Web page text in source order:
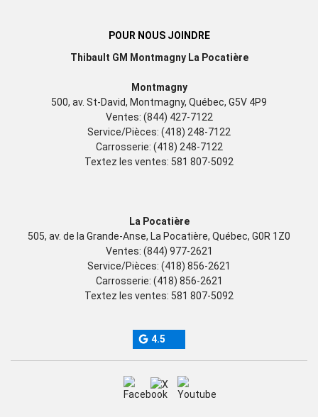
POUR NOUS JOINDRE
Thibault GM Montmagny La Pocatière
Montmagny
500, av. St-David, Montmagny, Québec, G5V 4P9
Ventes: (844) 427-7122
Service/Pièces: (418) 248-7122
Carrosserie: (418) 248-7122
Textez les ventes: 581 807-5092
La Pocatière
505, av. de la Grande-Anse, La Pocatière, Québec, G0R 1Z0
Ventes: (844) 977-2621
Service/Pièces: (418) 856-2621
Carrosserie: (418) 856-2621
Textez les ventes: 581 807-5092
4.5